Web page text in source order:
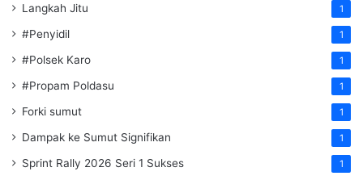
Langkah Jitu 1
#Penyidil 1
#Polsek Karo 1
#Propam Poldasu 1
Forki sumut 1
Dampak ke Sumut Signifikan 1
Sprint Rally 2026 Seri 1 Sukses 1